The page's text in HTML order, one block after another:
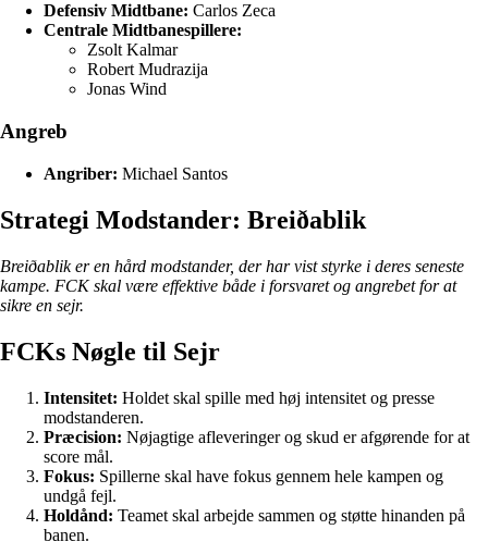
Defensiv Midtbane: Carlos Zeca
Centrale Midtbanespillere:
Zsolt Kalmar
Robert Mudrazija
Jonas Wind
Angreb
Angriber: Michael Santos
Strategi Modstander: Breiðablik
Breiðablik er en hård modstander, der har vist styrke i deres seneste
kampe. FCK skal være effektive både i forsvaret og angrebet for at
sikre en sejr.
FCKs Nøgle til Sejr
Intensitet: Holdet skal spille med høj intensitet og presse
modstanderen.
Præcision: Nøjagtige afleveringer og skud er afgørende for at
score mål.
Fokus: Spillerne skal have fokus gennem hele kampen og
undgå fejl.
Holdånd: Teamet skal arbejde sammen og støtte hinanden på
banen.